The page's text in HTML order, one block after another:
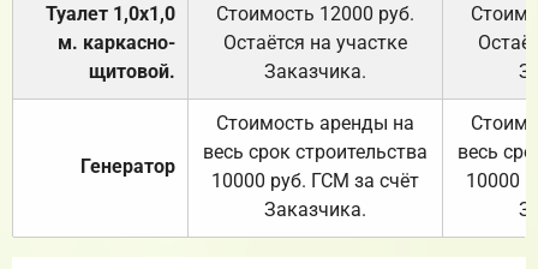
Туалет 1,0х1,0
м. каркасно-
щитовой.
Стоимость 12000 руб.
Остаётся на участке
Заказчика.
Генератор
Стоимость аренды на
весь срок строительства
10000 руб. ГСМ за счёт
Заказчика.
весь
10000